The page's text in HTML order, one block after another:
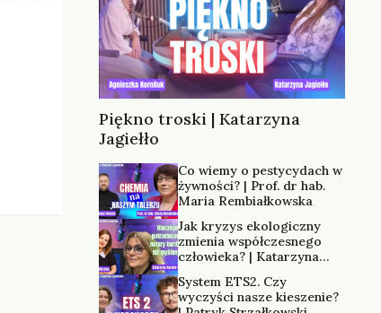
Piękno troski | Katarzyna
Jagiełło
Co wiemy o pestycydach w
żywności? | Prof. dr hab.
Maria Rembiałkowska
Jak kryzys ekologiczny
zmienia współczesnego
człowieka? | Katarzyna
System ETS2. Czy
wyczyści nasze kieszenie?